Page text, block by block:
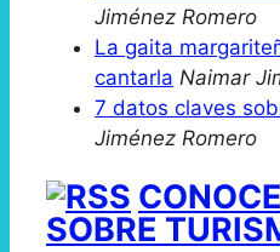
Jiménez Romero
La gaita
cantarla Naimar
7 datos claves
Jiménez Romero
SOBRE